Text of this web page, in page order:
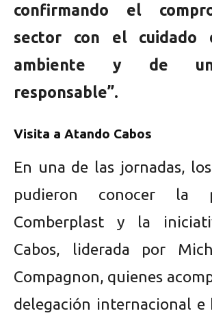
confirmando el
sector con el cuidado
ambiente y de
responsable”.
Visita a Atando Cabos
En una de las jornadas,
pudieron conocer la
Comberplast y la
Cabos, liderada por
Compagnon, quienes
delegación internacional e